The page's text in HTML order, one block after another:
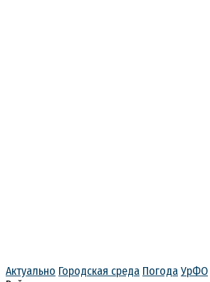
Актуально Городская среда Погода УрФО